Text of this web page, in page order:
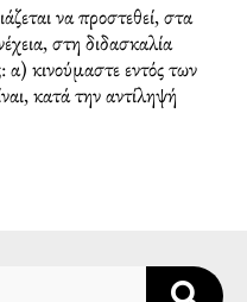
να προστεθεί, στα
στη διδασκαλία
α) κινούμαστε εντός των
κατά την αντίληψή